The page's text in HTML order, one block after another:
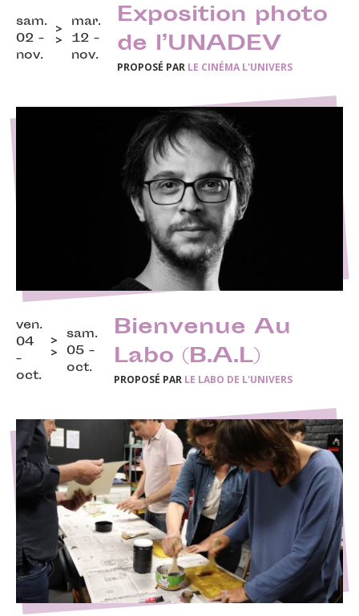
sam.
02 -
nov.
mar.
12 -
nov.
Exposition photo
de l’UNADEV
PROPOSÉ PAR LE CINÉMA L'UNIVERS
ven.
04
-
oct.
sam.
05 -
oct.
Bienvenue Au
Labo (B.A.L)
PROPOSÉ PAR LE LABO DE L'UNIVERS